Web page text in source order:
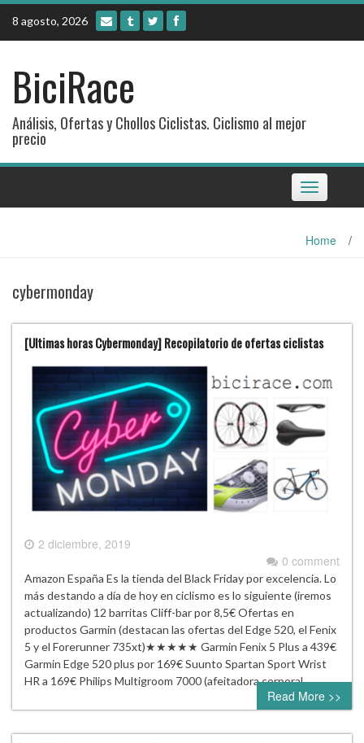
Skip
content
8 agosto, 2026
BiciRace
Análisis, Ofertas y Chollos Ciclistas. Ciclismo al mejor
precio
Toggle
navigation
Home /
cybermonday
[Ultimas horas Cybermonday] Recopilatorio de ofertas ciclistas
2 diciembre, 2019
0 comment
Amazon España Es la tienda del Black Friday por excelencia. Lo
más destando a día de hoy en ciclismo es lo siguiente (iremos
actualizando) 12 barritas Cliff-bar por 8,5€ Ofertas en
productos Garmin (destacan las ofertas del Edge 520, el Fenix
5 y el Forerunner 735xt)★★★★★ Garmin Fenix 5 Plus a 439€
Garmin Edge 520 plus por 169€ Suunto Spartan Sport Wrist
HR a 169€ Philips Multigroom 7000 (afeitadora corporal…
Read More >>